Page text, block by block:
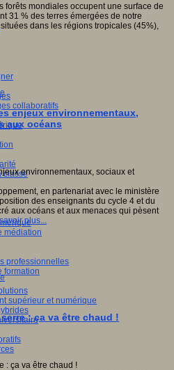
collaboratifs
classe
médiation
professionnelles
formation
supérieur et numérique
forêts mondiales occupent une surface de
31 % des terres émergées de notre
dans les régions tropicales (45%),
enjeux environnementaux,
aux océans
en partenariat avec le ministère
des enseignants du cycle 4 et du
aux océans et aux menaces qui pèsent
plus...
: ça va être chaud !